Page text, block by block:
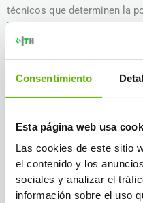
Consentimiento
Esta página web usa
Las cookies de este sitio
el contenido y los
sociales y analizar el
información sobre el uso
técnicos que determinen la
la composición del muro.
Comparativa de
prevención
Estrategia
Ventilación
mecánica
controlada
Alta